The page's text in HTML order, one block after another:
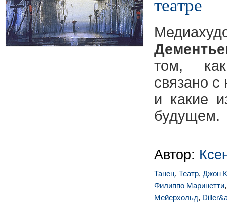
театре
том,
связано
и какие
будущем.
Автор:
Танец, Театр, Джон
Филиппо Маринетти
Мейерхольд,